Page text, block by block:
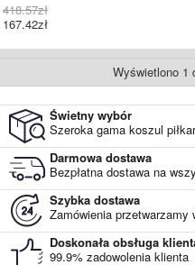
MŚ 2026 Krótki Rękaw
418.57zł
167.42zł
Wyświetlono 1
Świetny wybór
Szeroka gama koszul
Darmowa dostawa
Bezpłatna dostawa na
Szybka dostawa
Zamówienia przetwarzamy
Doskonała obsługa
99.9% zadowolenia klienta